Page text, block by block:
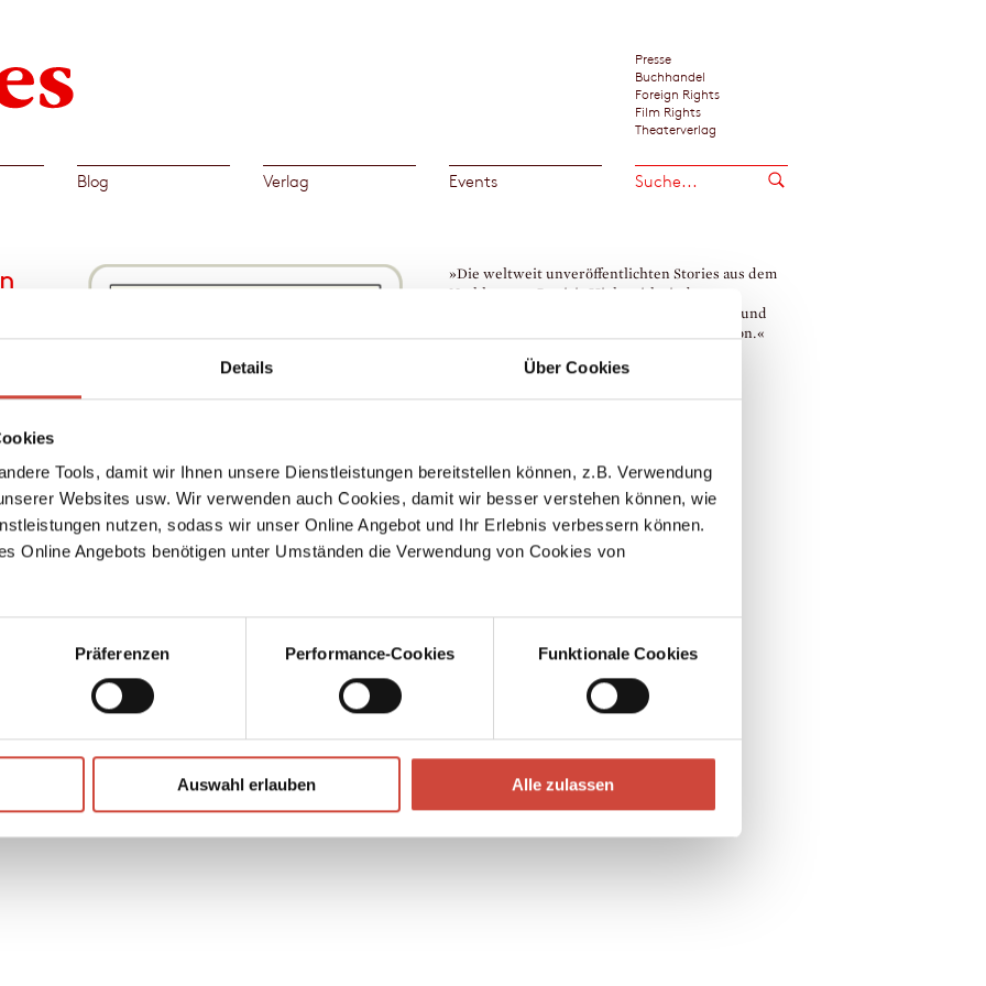
Details Über Cookies
Tools, damit wir Ihnen unsere Dienstleistungen bereitstellen können, z.B. Verwendung
Websites usw. Wir verwenden auch Cookies, damit wir besser verstehen können, wie
nutzen, sodass wir unser Online Angebot und Ihr Erlebnis verbessern können.
Online Angebots benötigen unter Umständen die Verwendung von Cookies von
Präferenzen Performance-Cookies Funktionale Cookies
Auswahl erlauben Alle zulassen
Presse
Buchhandel
Foreign Rights
Film Rights
Theaterverlag
Blog Verlag Events
Kaufen
aus
wie
In
»Die weltweit unveröffentlichten Stories aus dem
Nachlass von Patricia Highsmith sind von
hintergründiger psychologischer Spannung und
von beeindruckender Beschreibungspräzision.«
Wolfram Knorr / SonntagsZeitung, Zürich
→Patricia Highsmith